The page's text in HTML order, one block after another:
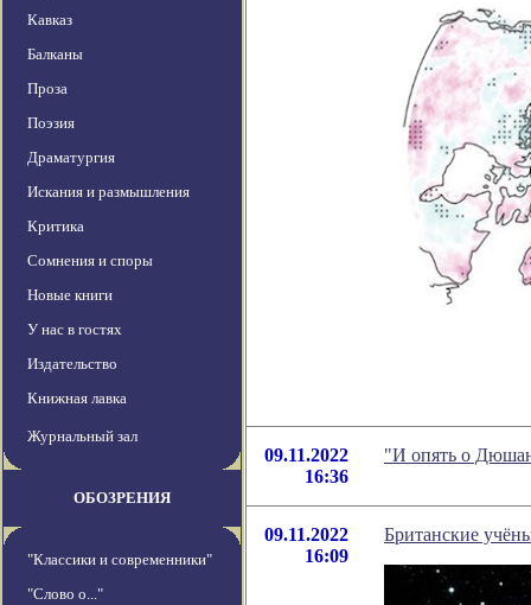
Кавказ
Балканы
Проза
Поэзия
Драматургия
Искания и размышления
Критика
Сомнения и споры
Новые книги
У нас в гостях
Издательство
Книжная лавка
Журнальный зал
ОБОЗРЕНИЯ
"Классики и современники"
"Слово о..."
09.11.2022
16:36
"И опять о
09.11.2022
16:09
Британские